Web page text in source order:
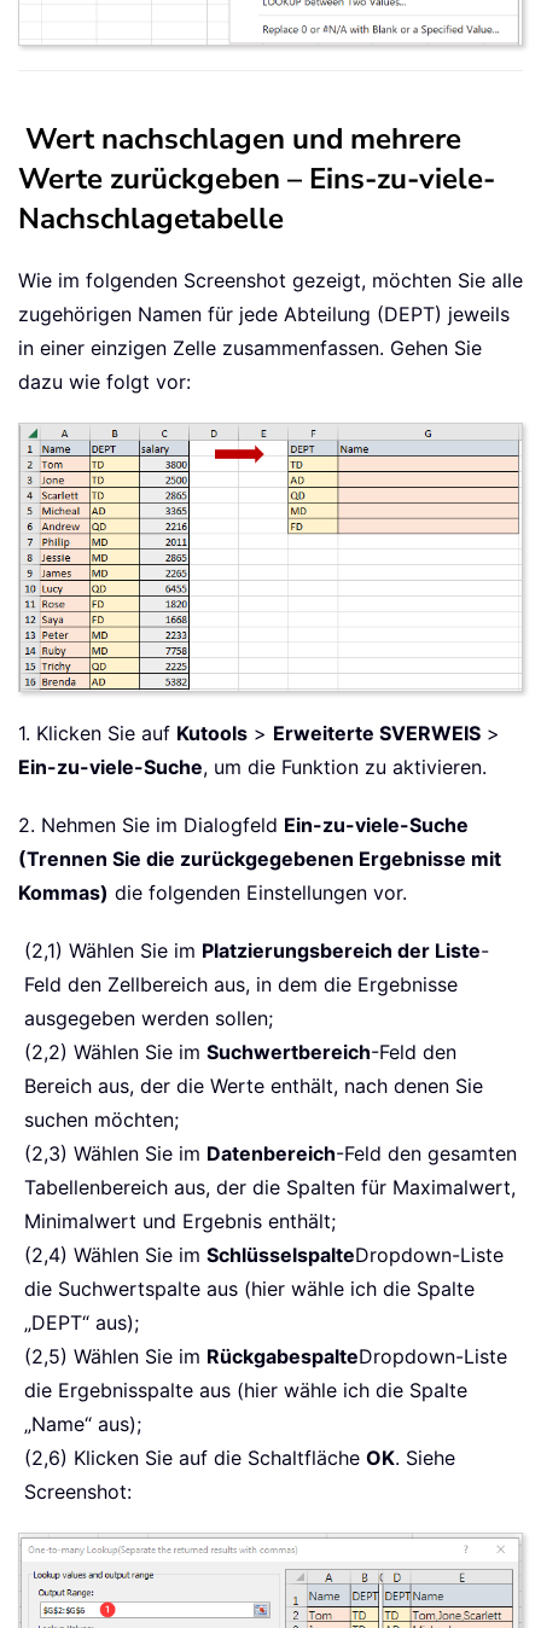
Wert nachschlagen und mehrere
Werte zurückgeben – Eins-zu-viele-
Nachschlagetabelle
Wie im folgenden Screenshot gezeigt, möchten Sie alle
zugehörigen Namen für jede Abteilung (DEPT) jeweils
in einer einzigen Zelle zusammenfassen. Gehen Sie
dazu wie folgt vor:
1. Klicken Sie auf Kutools > Erweiterte SVERWEIS >
Ein-zu-viele-Suche, um die Funktion zu aktivieren.
2. Nehmen Sie im Dialogfeld Ein-zu-viele-Suche
(Trennen Sie die zurückgegebenen Ergebnisse mit
Kommas) die folgenden Einstellungen vor.
(2,1) Wählen Sie im Platzierungsbereich der Liste-
Feld den Zellbereich aus, in dem die Ergebnisse
ausgegeben werden sollen;
(2,2) Wählen Sie im Suchwertbereich-Feld den
Bereich aus, der die Werte enthält, nach denen Sie
suchen möchten;
(2,3) Wählen Sie im Datenbereich-Feld den gesamten
Tabellenbereich aus, der die Spalten für Maximalwert,
Minimalwert und Ergebnis enthält;
(2,4) Wählen Sie im SchlüsselspalteDropdown-Liste
die Suchwertspalte aus (hier wähle ich die Spalte
„DEPT“ aus);
(2,5) Wählen Sie im RückgabespalteDropdown-Liste
die Ergebnisspalte aus (hier wähle ich die Spalte
„Name“ aus);
(2,6) Klicken Sie auf die Schaltfläche OK. Siehe
Screenshot: